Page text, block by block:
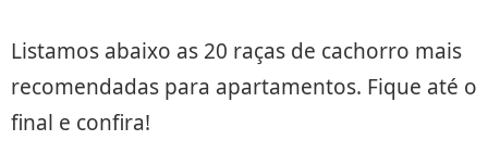
Listamos abaixo as 20 raças de cachorro mais
recomendadas para apartamentos. Fique até o
final e confira!